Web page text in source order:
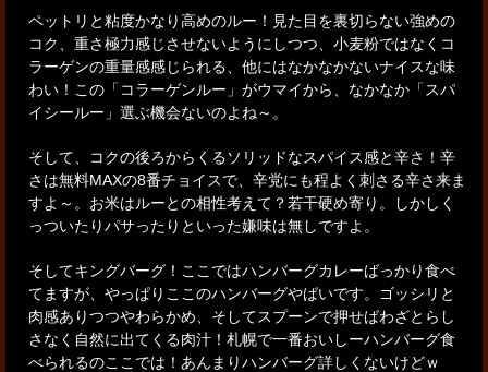
ペットリと粘度かなり高めのルー！ 見た目を裏切らない強めの
コク、重さ極力感じさせないようにしつつ、 小麦粉ではなくコ
ラーゲンの重量感感じられる、他にはなかなかないナイスな味
わい！ この「コラーゲンルー」がウマイから、なかなか「スパ
イシールー」選ぶ機会ないのよね～。
そして、コクの後ろからくるソリッドなスパイス感と辛さ！ 辛
さは無料MAXの8番チョイスで、辛党にも程よく刺さる辛さ来ま
すよ～。 お米はルーとの相性考えて？若干硬め寄り。しかしく
っついたりパサったりといった嫌味は無しですよ。
そしてキングバーグ！ここではハンバーグカレーばっかり食べ
てますが、 やっぱりここのハンバーグやばいです。ゴッシリと
肉感ありつつやわらかめ、 そしてスプーンで押せばわざとらし
さなく自然に出てくる肉汁！ 札幌で一番おいしーハンバーグ食
べられるのここでは！あんまりハンバーグ詳しくないけどｗ